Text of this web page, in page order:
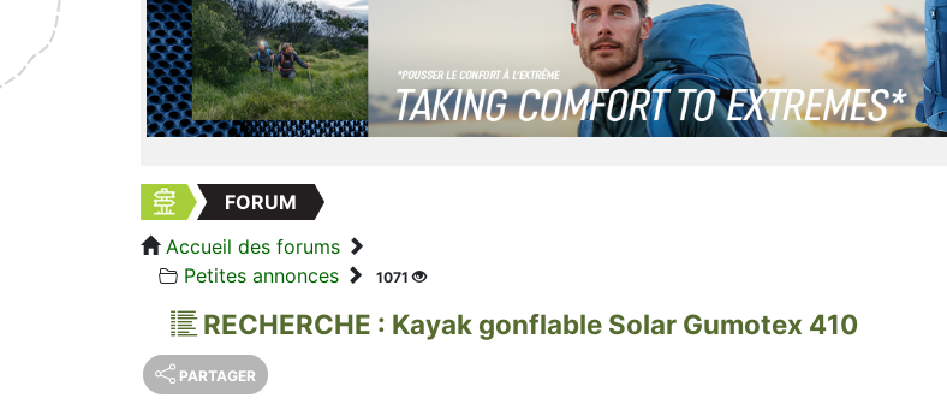
FORUM
Accueil des forums
Petites annonces
1071
RECHERCHE : Kayak gonflable Solar Gumotex 410
PARTAGER